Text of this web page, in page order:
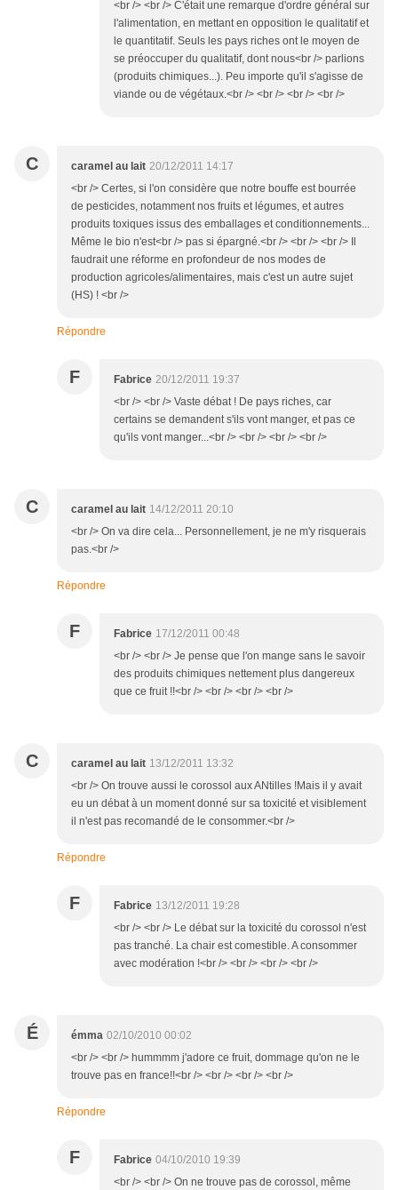
<br /> <br /> C'était une remarque d'ordre général sur
l'alimentation, en mettant en opposition le qualitatif et
le quantitatif. Seuls les pays riches ont le moyen de
se préoccuper du qualitatif, dont nous<br /> parlions
(produits chimiques...). Peu importe qu'il s'agisse de
viande ou de végétaux.<br /> <br /> <br /> <br />
C caramel au lait 20/12/2011 14:17
<br /> Certes, si l'on considère que notre bouffe est bourrée
de pesticides, notamment nos fruits et légumes, et autres
produits toxiques issus des emballages et conditionnements...
Même le bio n'est<br /> pas si épargné.<br /> <br /> <br /> Il
faudrait une réforme en profondeur de nos modes de
production agricoles/alimentaires, mais c'est un autre sujet
(HS) ! <br />
Répondre
F Fabrice 20/12/2011 19:37
<br /> <br /> Vaste débat ! De pays riches, car
certains se demandent s'ils vont manger, et pas ce
qu'ils vont manger...<br /> <br /> <br /> <br />
C caramel au lait 14/12/2011 20:10
<br /> On va dire cela... Personnellement, je ne m'y risquerais
pas.<br />
Répondre
F Fabrice 17/12/2011 00:48
<br /> <br /> Je pense que l'on mange sans le savoir
des produits chimiques nettement plus dangereux
que ce fruit !!<br /> <br /> <br /> <br />
C caramel au lait 13/12/2011 13:32
<br /> On trouve aussi le corossol aux ANtilles !Mais il y avait
eu un débat à un moment donné sur sa toxicité et visiblement
il n'est pas recomandé de le consommer.<br />
Répondre
F Fabrice 13/12/2011 19:28
<br /> <br /> Le débat sur la toxicité du corossol n'est
pas tranché. La chair est comestible. A consommer
avec modération !<br /> <br /> <br /> <br />
É émma 02/10/2010 00:02
<br /> <br /> hummmm j'adore ce fruit, dommage qu'on ne le
trouve pas en france!!<br /> <br /> <br /> <br />
Répondre
F Fabrice 04/10/2010 19:39
<br /> <br /> On ne trouve pas de corossol, même